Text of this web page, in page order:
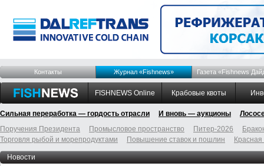
Контакты Журнал «Fishnews» Газета «Fishnews
FISHNEWS Online Крабовые квоты
Сильная переработка — гордость отрасли И вновь — аукционы
Поручения Президента
Промысловое пространство Питер-2026
Торговля рыбой и морепродуктами
Повышение ставок и пошлин
Новости